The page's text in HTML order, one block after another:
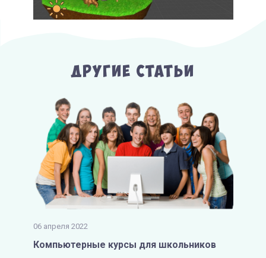
Другие Статьи
06 апреля 2022
Компьютерные курсы для школьников